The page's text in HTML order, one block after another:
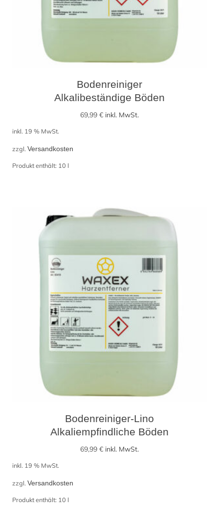
Bodenreiniger
Alkalibeständige Böden
69,99 € inkl. MwSt.
inkl. 19 % MwSt.
zzgl. Versandkosten
Produkt enthält: 10 l
Bodenreiniger-Lino
Alkaliempfindliche Böden
69,99 € inkl. MwSt.
inkl. 19 % MwSt.
zzgl. Versandkosten
Produkt enthält: 10 l